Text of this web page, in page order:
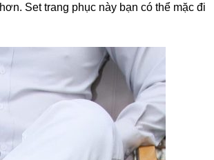
Set trang phục này bạn có thể mặc đi